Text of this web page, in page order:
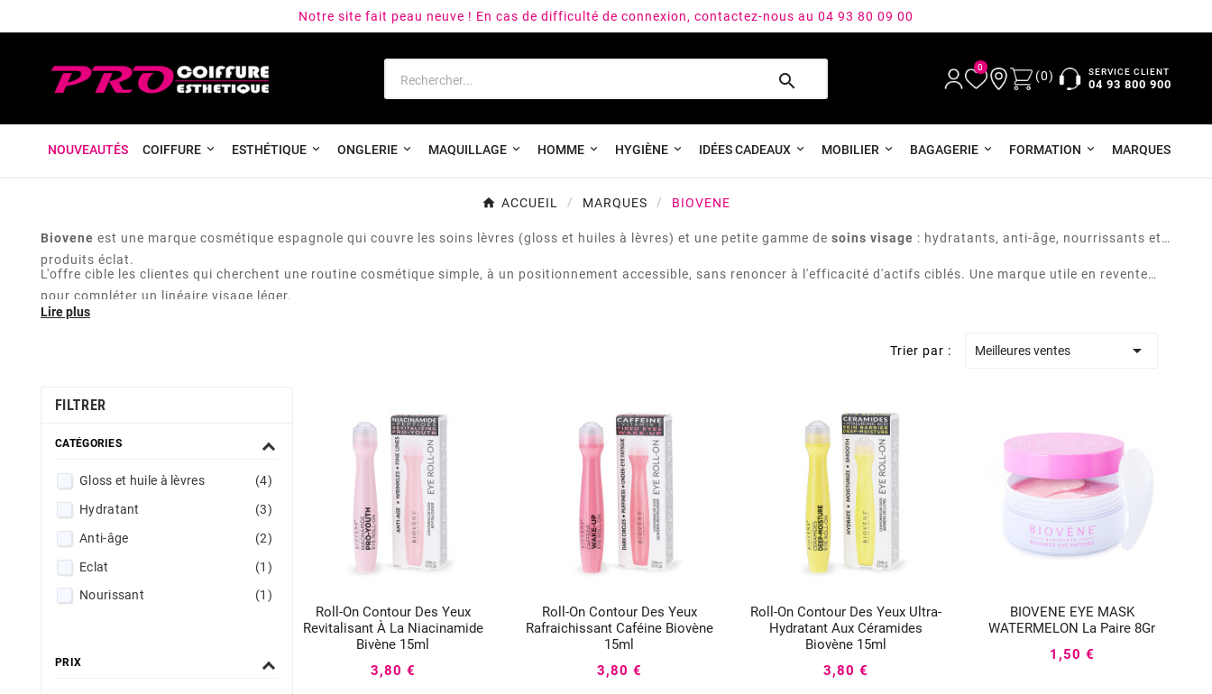
Notre site fait peau neuve ! En cas de difficulté de connexion, contactez-nous au 04 93 80 09 00

0
(0) SERVICE CLIENT
04 93 800 900
NOUVEAUTÉS COIFFURE ESTHÉTIQUE ONGLERIE MAQUILLAGE HOMME HYGIÈNE IDÉES CADEAUX MOBILIER BAGAGERIE FORMATION MARQUES
ACCUEIL MARQUES BIOVENE
Biovene est une marque cosmétique espagnole qui couvre les soins lèvres (gloss et huiles à lèvres) et une petite gamme de soins visage : hydratants, anti-âge, nourrissants et
produits éclat.
L'offre cible les clientes qui cherchent une routine cosmétique simple, à un positionnement accessible, sans renoncer à l'efficacité d'actifs ciblés. Une marque utile en revente
pour compléter un linéaire visage léger.
Trier par : Meilleures ventes 
FILTRER
CATÉGORIES
Gloss et huile à lèvres
(4)
Hydratant
(3)
Anti-âge
(2)
Eclat
(1)
Nourissant
(1)
PRIX
Roll-On Contour Des Yeux
Revitalisant À La Niacinamide
Bivène 15ml
  
3,80 €
Roll-On Contour Des Yeux
Rafraichissant Caféine Biovène
15ml
  
3,80 €
Roll-On Contour Des Yeux Ultra-
Hydratant Aux Céramides
Biovène 15ml
  
3,80 €
BIOVENE EYE MASK
WATERMELON La Paire 8Gr
  
1,50 €